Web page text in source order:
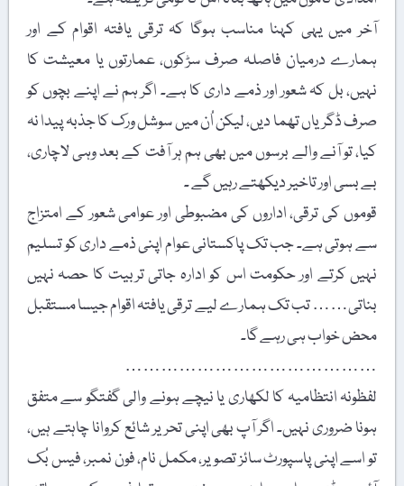
آخر میں یہی کہنا مناسب ہوگا کہ ترقی یافتہ اقوام کے اور
ہمارے درمیان فاصلہ صرف سڑکوں، عمارتوں یا معیشت کا
نہیں، بل کہ شعور اور ذمے داری کا ہے۔ اگر ہم نے اپنے بچوں کو
صرف ڈگریاں تھما دیں، لیکن اُن میں سوشل ورک کا جذبہ پیدا نہ
کیا، تو آنے والے برسوں میں بھی ہم ہر آفت کے بعد وہی لاچاری،
بے بسی اور تاخیر دیکھتے رہیں گے ۔
قوموں کی ترقی، اداروں کی مضبوطی اور عوامی شعور کے امتزاج
سے ہوتی ہے۔ جب تک پاکستانی عوام اپنی ذمے داری کو تسلیم
نہیں کرتے اور حکومت اس کو ادارہ جاتی تربیت کا حصہ نہیں
بناتی…… تب تک ہمارے لیے ترقی یافتہ اقوام جیسا مستقبل
محض خواب ہی رہے گا۔
……………………………………
لفظونہ انتظامیہ کا لکھاری یا نیچے ہونے والی گفتگو سے متفق
ہونا ضروری نہیں۔ اگر آپ بھی اپنی تحریر شائع کروانا چاہتے ہیں،
تو اسے اپنی پاسپورٹ سائز تصویر، مکمل نام، فون نمبر، فیس بُک